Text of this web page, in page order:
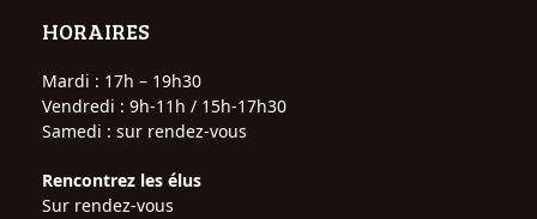
HORAIRES
Mardi : 17h – 19h30
Vendredi : 9h-11h / 15h-17h30
Samedi : sur rendez-vous
Rencontrez les élus
Sur rendez-vous